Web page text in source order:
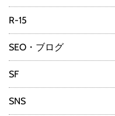
R-15
SEO・ブログ
SF
SNS